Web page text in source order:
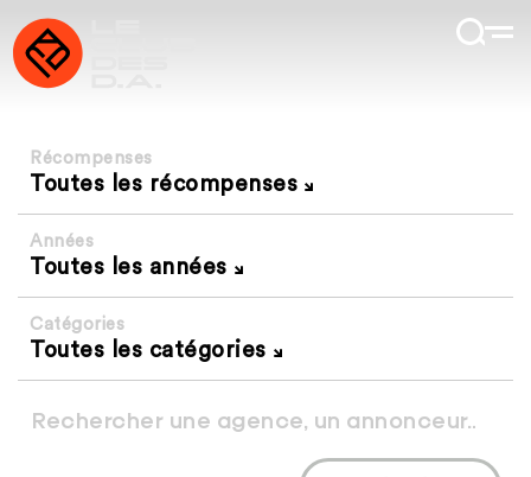
Récompenses
Toutes les récompenses
Années
Toutes les années
Catégories
Toutes les catégories